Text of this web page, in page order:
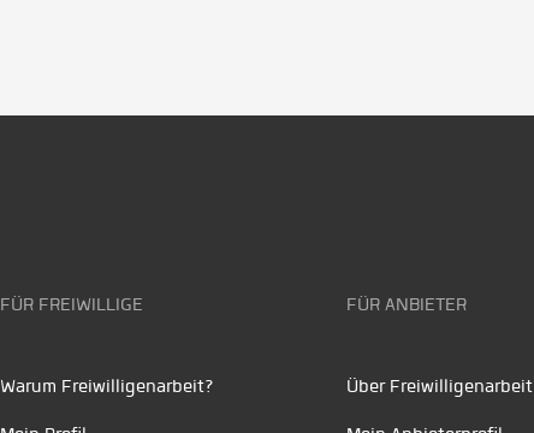
FÜR FREIWILLIGE
Warum Freiwilligenarbeit?
FÜR ANBIETER
Über Freiwilligenarbeit